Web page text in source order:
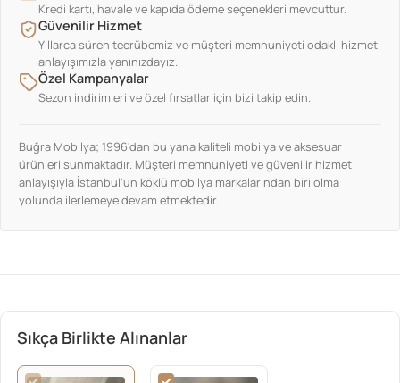
Kredi kartı, havale ve kapıda ödeme seçenekleri mevcuttur.
Güvenilir Hizmet
Yıllarca süren tecrübemiz ve müşteri memnuniyeti odaklı hizmet
anlayışımızla yanınızdayız.
Özel Kampanyalar
Sezon indirimleri ve özel fırsatlar için bizi takip edin.
Buğra Mobilya; 1996'dan bu yana kaliteli mobilya ve aksesuar
ürünleri sunmaktadır. Müşteri memnuniyeti ve güvenilir hizmet
anlayışıyla İstanbul'un köklü mobilya markalarından biri olma
yolunda ilerlemeye devam etmektedir.
Sıkça Birlikte Alınanlar